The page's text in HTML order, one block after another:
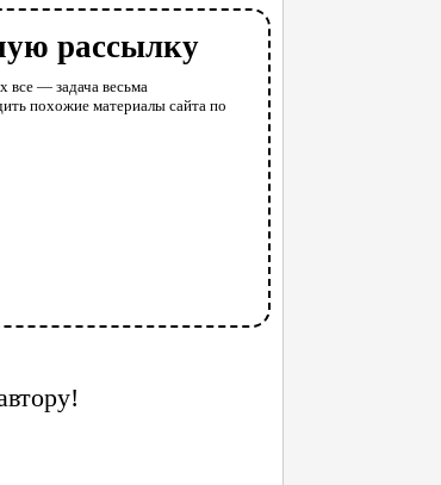
рассылку
все — задача весьма
похожие материалы сайта по